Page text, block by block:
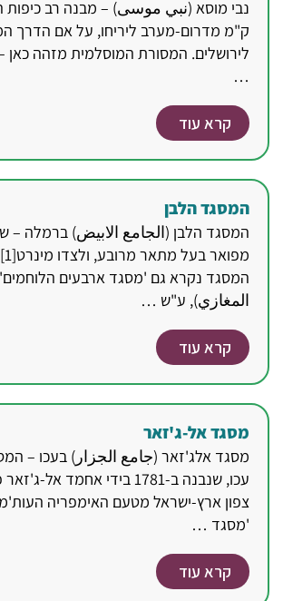
נבי מוסא (نبي موسى) – מבנה רב
ק"מ מדרום-מערב ליריחו, על אם הדרך
לירושלים. המסורת המוסלמית מזהה כאן
…
קרא עוד
המסגד הלבן
המסגד הלבן (الجامع الابيض) ברמלה –
המסגד נקרא גם 'מסגד ארבעים
المغازي), ע"ש …
קרא עוד
מסגד אל-ג'זאר
מסגד אלג'זאר (جامع الجزار) בעכו –
צפון ארץ-ישראל מטעם האימפריה
'מסגד …
קרא עוד